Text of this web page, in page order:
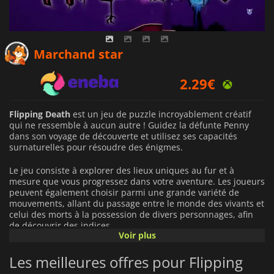
Marchand star
2.29€
10.39€
Flipping Death est un jeu de puzzle incroyablement créatif
qui ne ressemble à aucun autre ! Guidez la défunte Penny
dans son voyage de découverte et utilisez ses capacités
surnaturelles pour résoudre des énigmes.
Le jeu consiste à explorer des lieux uniques au fur et à
mesure que vous progressez dans votre aventure. Les joueurs
peuvent également choisir parmi une grande variété de
mouvements, allant du passage entre le monde des vivants et
celui des morts à la possession de divers personnages, afin
de découvrir des indices.
avec des images cartoonesques qui donnent vie à son monde
excentrique. L'audio du jeu ajoute à l'atmosphère avec sa
Voir plus
Les meilleures offres pour Flipping